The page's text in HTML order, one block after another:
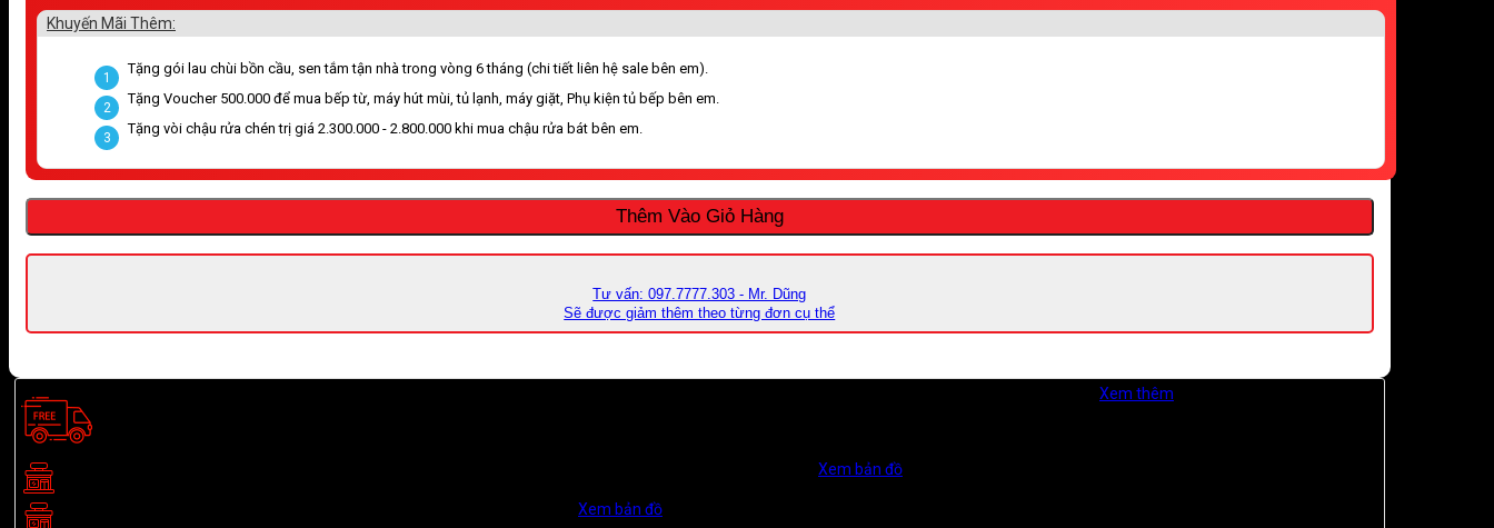
Khuyến Mãi Thêm:
1
Tặng gói lau chùi bồn cầu, sen tắm tận nhà trong vòng 6 tháng (chi tiết liên hệ sale bên em).
2
Tặng Voucher 500.000 để mua bếp từ, máy hút mùi, tủ lạnh, máy giặt, Phụ kiện tủ bếp bên em.
3
Tặng vòi chậu rửa chén trị giá 2.300.000 - 2.800.000 khi mua chậu rửa bát bên em.
Thêm Vào Giỏ Hàng
Tư vấn: 097.7777.303 - Mr. Dũng
Sẽ được giảm thêm theo từng đơn cụ thể
Xem thêm
Xem bản đồ
Xem bản đồ